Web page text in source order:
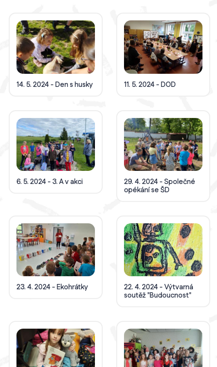
14. 5. 2024 - Den s husky 11. 5. 2024 - DOD
6. 5. 2024 - 3. A v akci
29. 4. 2024 - Společné
opékání se ŠD
23. 4. 2024 - Ekohrátky
22. 4. 2024 - Výtvarná
soutěž "Budoucnost"